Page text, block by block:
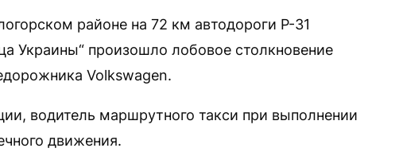
районе на 72 км автодороги Р-31
Украины“ произошло лобовое столкновение
Volkswagen.
водитель маршрутного такси при выполнении
движения.